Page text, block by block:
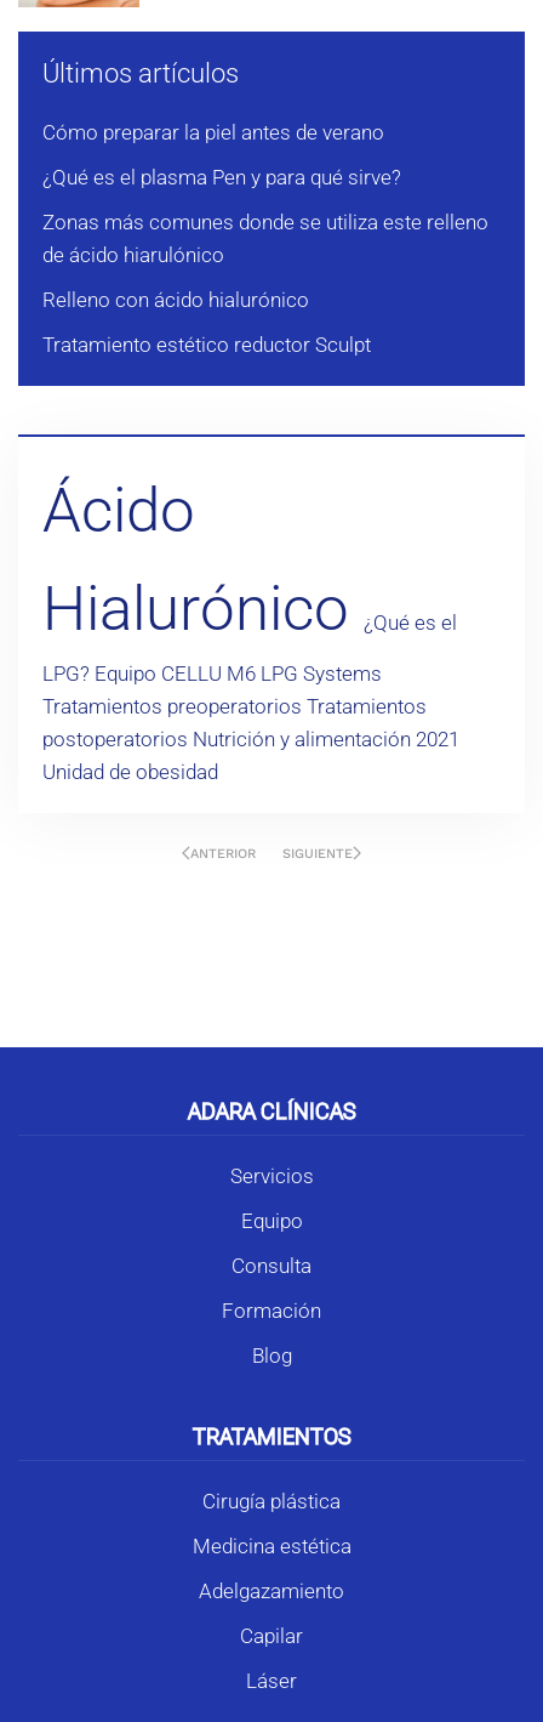
Últimos artículos
Cómo preparar la piel antes de verano
¿Qué es el plasma Pen y para qué sirve?
Zonas más comunes donde se utiliza este relleno
de ácido hiarulónico
Relleno con ácido hialurónico
Tratamiento estético reductor Sculpt
Ácido
Hialurónico
¿Qué es el
LPG? Equipo CELLU M6 LPG Systems
Tratamientos preoperatorios Tratamientos
postoperatorios Nutrición y alimentación 2021
Unidad de obesidad
ANTERIOR SIGUIENTE
ADARA CLÍNICAS
Servicios
Equipo
Consulta
Formación
Blog
TRATAMIENTOS
Cirugía plástica
Medicina estética
Adelgazamiento
Capilar
Láser